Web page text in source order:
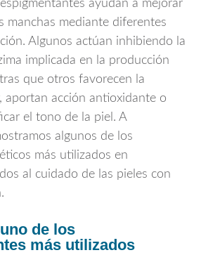
ayudan a mejorar
manchas mediante diferentes
Algunos actúan inhibiendo la
implicada en la producción
que otros favorecen la
aportan acción antioxidante o
el tono de la piel. A
algunos de los
más utilizados en
al cuidado de las pieles con
de los
más utilizados